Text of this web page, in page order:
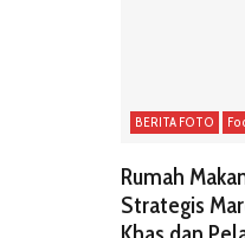
BERITA FOTO
Rumah
Strategis